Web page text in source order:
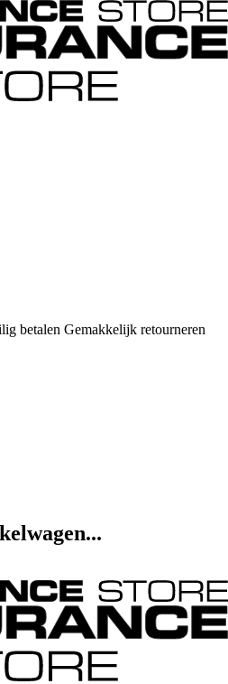
betalen Gemakkelijk retourneren